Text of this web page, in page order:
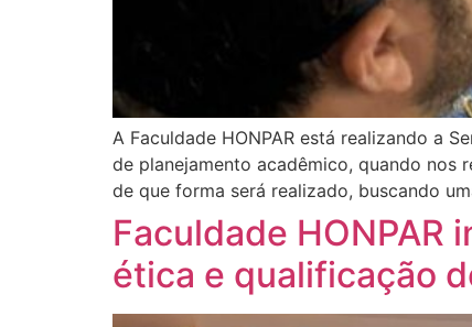
A Faculdade HONPAR está realizando a
de planejamento acadêmico, quando nos
de que forma será realizado, buscando
Faculdade HONPAR
ética e qualificação